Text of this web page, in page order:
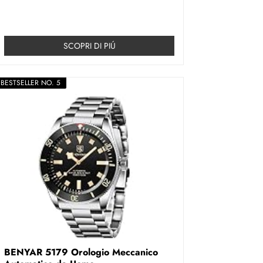
SCOPRI DI PIÚ
BESTSELLER NO. 5
BENYAR 5179 Orologio Meccanico